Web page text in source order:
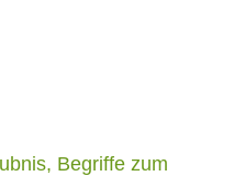
Begriffe zum